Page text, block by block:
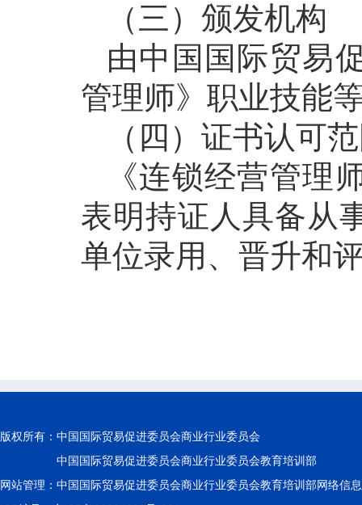
（三）颁发机构
由中国国际贸易
管理师》职业技能
（四）证书认可
《连锁经营管理
表明持证人具备从
单位录用、晋升和
版权所有： 中国国际贸易促进委员会商业行业委员会
中国国际贸易促进委员会商业行业委员会教育培训部
网站管理：中国国际贸易促进委员会商业行业委员会教育培训部网络信